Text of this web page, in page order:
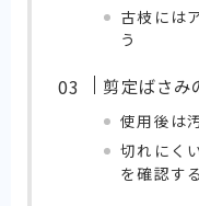
古枝には
う
剪定ばさみ
使用後は
切れにく
を確認する